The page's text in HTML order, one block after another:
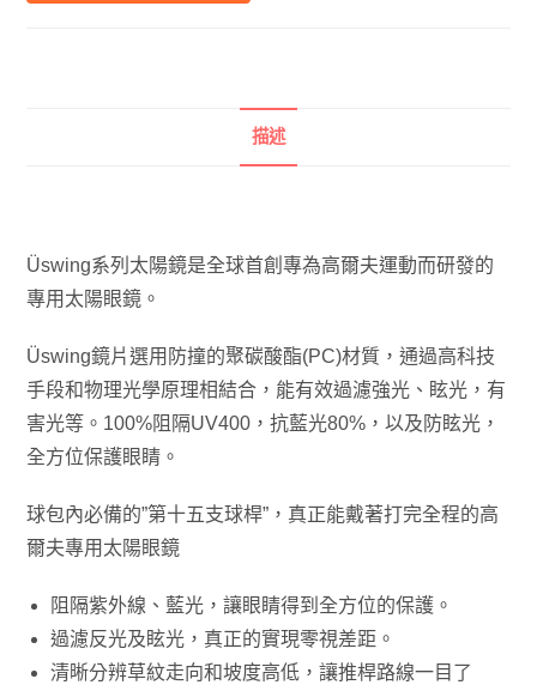
描述
Üswing系列太陽鏡是全球首創專為高爾夫運動而研發的
專用太陽眼鏡。
Üswing鏡片選用防撞的聚碳酸酯(PC)材質，通過高科技
手段和物理光學原理相結合，能有效過濾強光、眩光，有
害光等。100%阻隔UV400，抗藍光80%，以及防眩光，
全方位保護眼睛。
球包內必備的”第十五支球桿”，真正能戴著打完全程的高
爾夫專用太陽眼鏡
阻隔紫外線、藍光，讓眼睛得到全方位的保護。
過濾反光及眩光，真正的實現零視差距。
清晰分辨草紋走向和坡度高低，讓推桿路線一目了